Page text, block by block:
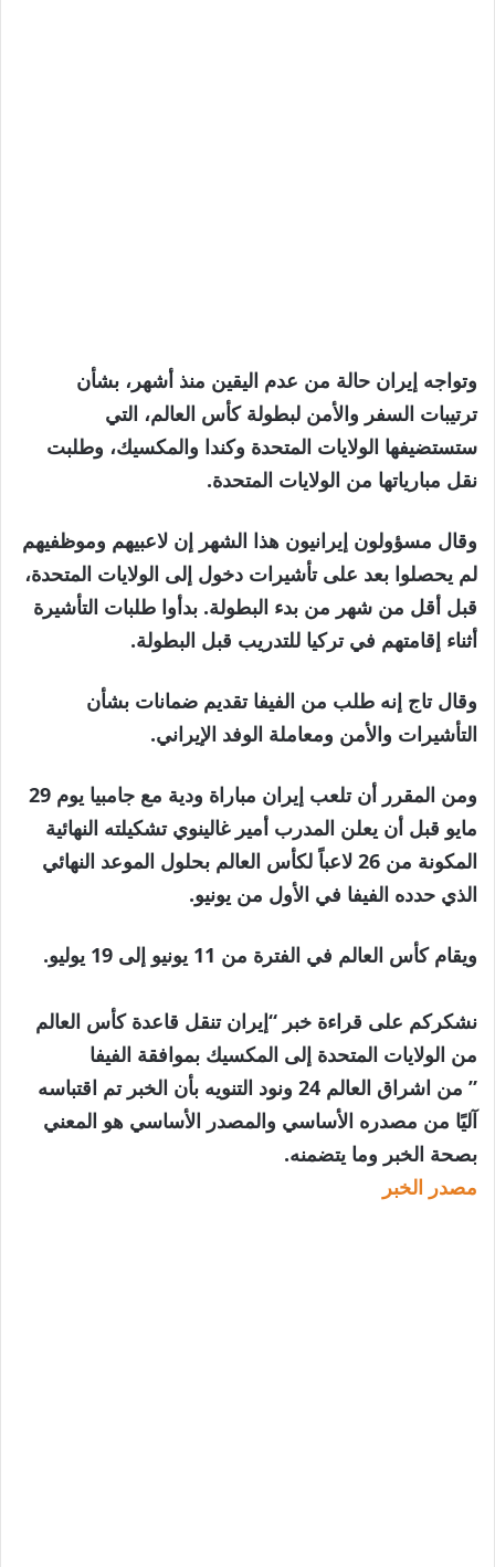
وتواجه إيران حالة من عدم اليقين منذ أشهر، بشأن
ترتيبات السفر والأمن لبطولة كأس العالم، التي
ستستضيفها الولايات المتحدة وكندا والمكسيك، وطلبت
نقل مبارياتها من الولايات المتحدة.
وقال مسؤولون إيرانيون هذا الشهر إن لاعبيهم وموظفيهم
لم يحصلوا بعد على تأشيرات دخول إلى الولايات المتحدة،
قبل أقل من شهر من بدء البطولة. بدأوا طلبات التأشيرة
أثناء إقامتهم في تركيا للتدريب قبل البطولة.
وقال تاج إنه طلب من الفيفا تقديم ضمانات بشأن
التأشيرات والأمن ومعاملة الوفد الإيراني.
ومن المقرر أن تلعب إيران مباراة ودية مع جامبيا يوم 29
مايو قبل أن يعلن المدرب أمير غالينوي تشكيلته النهائية
المكونة من 26 لاعباً لكأس العالم بحلول الموعد النهائي
الذي حدده الفيفا في الأول من يونيو.
ويقام كأس العالم في الفترة من 11 يونيو إلى 19 يوليو.
نشكركم على قراءة خبر “إيران تنقل قاعدة كأس العالم
من الولايات المتحدة إلى المكسيك بموافقة الفيفا
” من اشراق العالم 24 ونود التنويه بأن الخبر تم اقتباسه
آليًا من مصدره الأساسي والمصدر الأساسي هو المعني
بصحة الخبر وما يتضمنه.
مصدر الخبر